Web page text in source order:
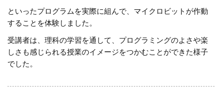
といったプログラムを実際に組んで、マイクロビットが作動
することを体験しました。
受講者は、理科の学習を通して、プログラミングのよさや楽
しさも感じられる授業のイメージをつかむことができた様子
でした。